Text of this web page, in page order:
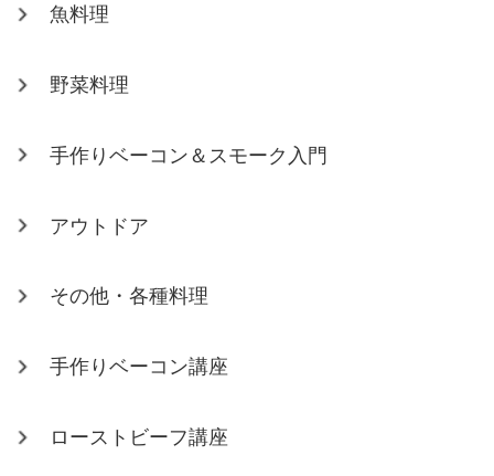
魚料理
野菜料理
手作りベーコン＆スモーク入門
アウトドア
その他・各種料理
手作りベーコン講座
ローストビーフ講座